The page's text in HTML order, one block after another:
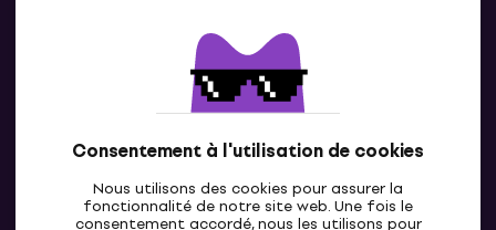
Consentement à l'utilisation de cookies
Nous utilisons des cookies pour assurer la
fonctionnalité de notre site web. Une fois le
consentement accordé, nous les utilisons pour
Contacte nous